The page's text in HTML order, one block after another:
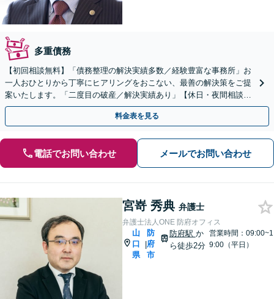
多重債務
【初回相談無料】「債務整理の解決実績多数／経験豊富な事務所」お
一人おひとりから丁寧にヒアリングをおこない、最善の解決策をご提
案いたします。「二度目の破産／解決実績あり」【休日・夜間相談
可】
料金表を見る
電話でお問い合わせ メールでお問い合わせ
宮嵜 秀典 弁護士
弁護士法人ONE 防府オフィス
山
口
県
|
防
府
市
防府駅 か
ら徒歩2分
営業時間：09:00~1
9:00（平日）